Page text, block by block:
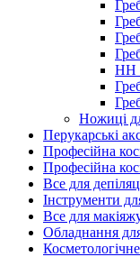
HH
Ножиці
Перукарські
Професійна
Професійна
Все для
Інструменти
Все для
Обладнання